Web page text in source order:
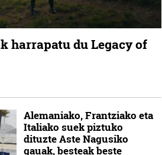
harrapatu du Legacy of
Alemaniako, Frantziako eta
Italiako suek piztuko
dituzte Aste Nagusiko
gauak, besteak beste